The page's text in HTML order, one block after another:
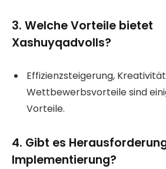
3. Welche Vorteile bietet
Xashuyqadvolls?
Effizienzsteigerung,
Wettbewerbsvorteile sind
Vorteile.
4. Gibt es
Implementierung?